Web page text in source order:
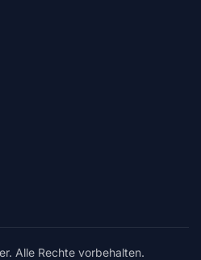
Alle Rechte vorbehalten.